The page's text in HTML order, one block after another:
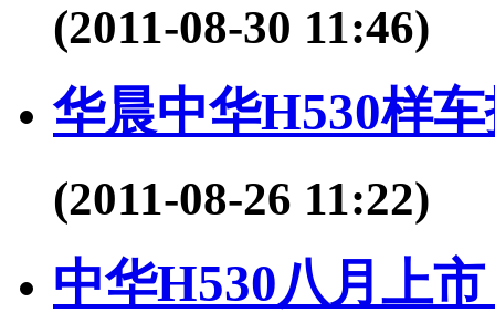
(2011-08-30 11:46)
华晨中华H530样
(2011-08-26 11:22)
中华H530八月上